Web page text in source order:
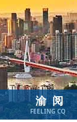
渝阅
FEELING CQ